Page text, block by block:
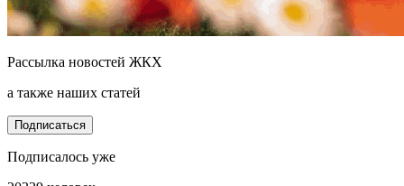
Рассылка новостей ЖКХ
а также наших статей
Подписаться
Подписалось уже